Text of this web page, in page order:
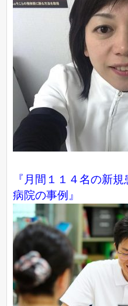
『月間１１４名の新
病院の事例』